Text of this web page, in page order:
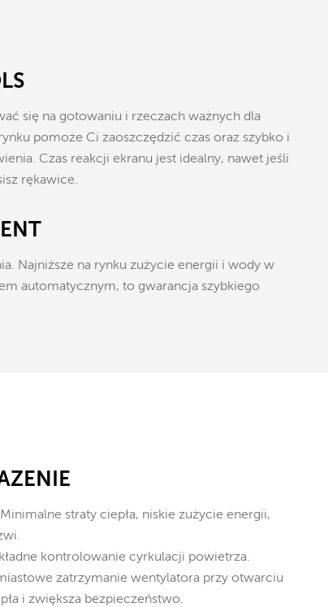
się na gotowaniu i rzeczach ważnych dla
pomoże Ci zaoszczędzić czas oraz szybko i
Czas reakcji ekranu jest idealny, nawet jeśli
rękawice.
Najniższe na rynku zużycie energii i wody w
automatycznym, to gwarancja szybkiego
straty ciepła, niskie zużycie energii,
kontrolowanie cyrkulacji powietrza.
zatrzymanie wentylatora przy otwarciu
i zwiększa bezpieczeństwo.